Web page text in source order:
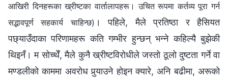
आखिरी दिनहरूका ख्रीष्टका वार्तालापहरू। उचित रूपमा कर्तव्य पूरा गर्न
सद्भावपूर्ण सहकार्य चाहिन्छ) । पहिले, मैले प्रतिष्ठा र हैसियत
पछ्याउँदाका परिणामहरू कति गम्भीर हुन्छन् भन्ने कहिल्यै बुझेकी
थिइनँ। म सोच्थेँ, मैले कुनै ख्रीष्टविरोधीले जस्तो ठूलो दुष्टता गर्ने वा
मण्डलीको काममा अवरोध पुर्‍याउने होइन क्यारे, अनि बढीमा, अरूको